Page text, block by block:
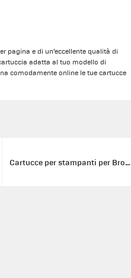
pagina e di un’eccellente qualità di
adatta al tuo modello di
comodamente online le tue cartucce
Cartucce per stampanti per Brother LC422XL